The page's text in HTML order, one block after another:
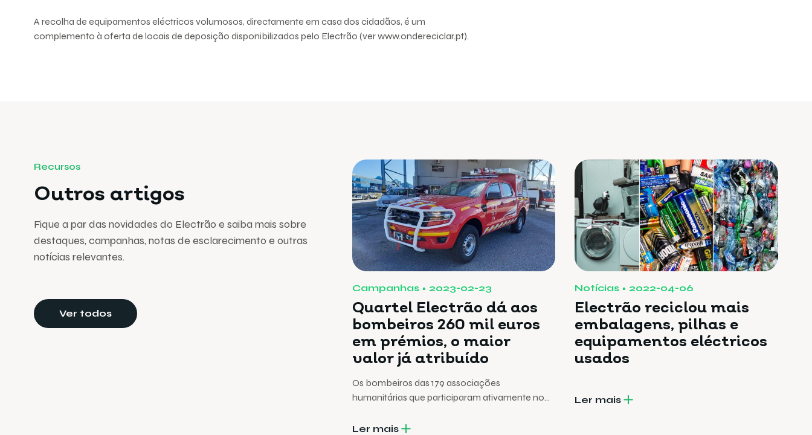
A recolha de equipamentos eléctricos volumosos, directamente em casa dos cidadãos, é um
complemento à oferta de locais de deposição disponibilizados pelo Electrão (verwww.ondereciclar.pt).
Recursos
Outros artigos
Fique a par das novidades do Electrão e saiba mais sobre
destaques, campanhas, notas de esclarecimento e outras
notícias relevantes.
Ver todos
Campanhas 2023-02-23
Quartel Electrão dá aos
bombeiros 260 mil euros
em prémios, o maior
valor já atribuído
Os bombeiros das 179 associações
humanitárias que participaram ativamente no
cerca de 2.300 toneladas de pilhas, lâmpadas e
Ler mais
Notícias 2022-04-06
Electrão reciclou mais
embalagens, pilhas e
equipamentos eléctricos
usados
Ler mais